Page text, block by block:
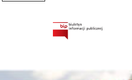
Zakłady